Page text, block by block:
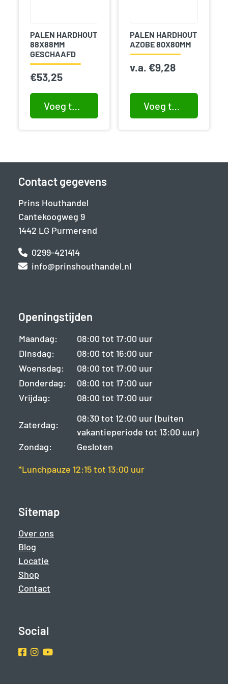
PALEN HARDHOUT
88X88MM
GESCHAAFD
€53,25
Voeg toe aan winkelwagen
PALEN HARDHOUT
AZOBE 80X80MM
v.a. €9,28
Voeg toe aan winkelwagen
Contact gegevens
Prins Houthandel
Cantekoogweg 9
1442 LG Purmerend
0299-421414
info@prinshouthandel.nl
Openingstijden
Maandag:
08:00 tot 17:00 uur
Dinsdag:
08:00 tot 16:00 uur
Woensdag:
08:00 tot 17:00 uur
Donderdag:
08:00 tot 17:00 uur
Vrijdag:
08:00 tot 17:00 uur
Zaterdag:
08:30 tot 12:00 uur (buiten
vakantieperiode tot 13:00 uur)
Zondag:
Gesloten
*Lunchpauze 12:15 tot 13:00 uur
Sitemap
Over ons
Blog
Locatie
Shop
Contact
Social
Facebook
Instragram
Youtube